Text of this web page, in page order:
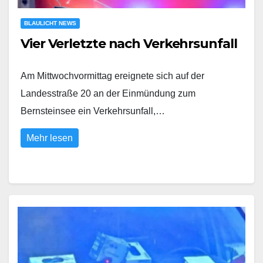
BLAULICHT NEWS
Vier Verletzte nach Verkehrsunfall
Am Mittwochvormittag ereignete sich auf der
Landesstraße 20 an der Einmündung zum
Bernsteinsee ein Verkehrsunfall,…
Mehr lesen